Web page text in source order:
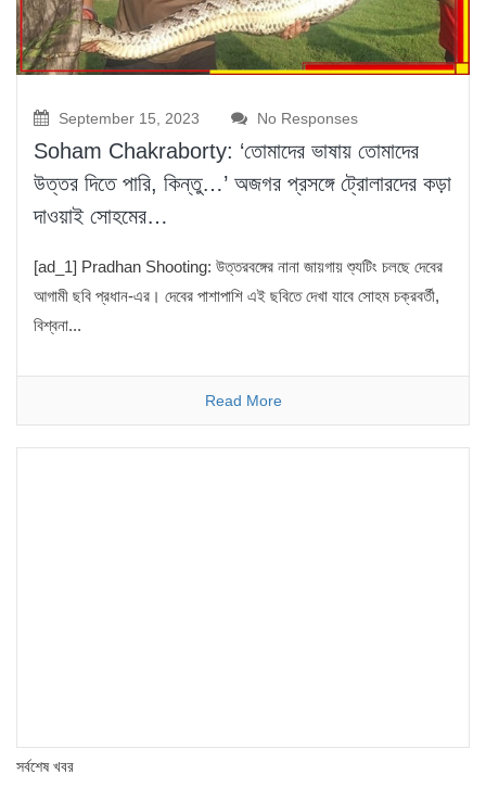
September 15, 2023 No Responses
Soham Chakraborty: ‘তোমাদের ভাষায় তোমাদের
উত্তর দিতে পারি, কিন্তু…’ অজগর প্রসঙ্গে ট্রোলারদের কড়া
দাওয়াই সোহমের…
[ad_1] Pradhan Shooting: উত্তরবঙ্গের নানা জায়গায় শ্যুটিং চলছে দেবের
আগামী ছবি প্রধান-এর। দেবের পাশাপাশি এই ছবিতে দেখা যাবে সোহম চক্রবর্তী,
বিশ্বনা...
Read More
সর্বশেষ খবর